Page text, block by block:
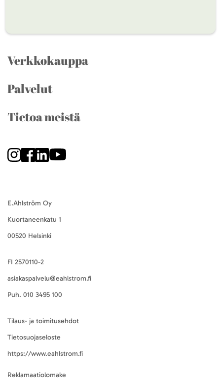
Verkkokauppa
Palvelut
Tietoa meistä
E.Ahlström Oy
Kuortaneenkatu 1
00520 Helsinki
FI 2570110-2
asiakaspalvelu@eahlstrom.fi
Puh. 010 3495 100
Tilaus- ja toimitusehdot
Tietosuojaseloste
https://www.eahlstrom.fi
Reklamaatiolomake